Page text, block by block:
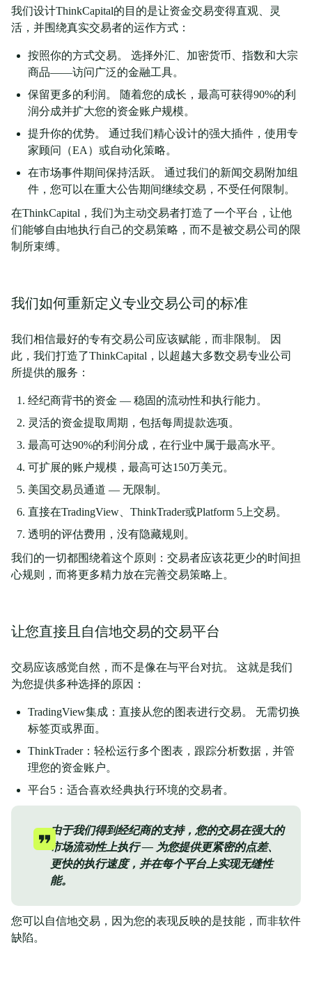
我们设计ThinkCapital的目的是让资金交易变得直观、灵
活，并围绕真实交易者的运作方式：
按照你的方式交易。 选择外汇、加密货币、指数和大宗
商品——访问广泛的金融工具。
保留更多的利润。 随着您的成长，最高可获得90%的利
润分成并扩大您的资金账户规模。
提升你的优势。 通过我们精心设计的强大插件，使用专
家顾问（EA）或自动化策略。
在市场事件期间保持活跃。 通过我们的新闻交易附加组
件，您可以在重大公告期间继续交易，不受任何限制。
在ThinkCapital，我们为主动交易者打造了一个平台，让他
们能够自由地执行自己的交易策略，而不是被交易公司的限
制所束缚。
我们如何重新定义专业交易公司的标准
我们相信最好的专有交易公司应该赋能，而非限制。 因
此，我们打造了ThinkCapital，以超越大多数交易专业公司
所提供的服务：
经纪商背书的资金 — 稳固的流动性和执行能力。
灵活的资金提取周期，包括每周提款选项。
最高可达90%的利润分成，在行业中属于最高水平。
可扩展的账户规模，最高可达150万美元。
美国交易员通道 — 无限制。
直接在TradingView、ThinkTrader或Platform 5上交易。
透明的评估费用，没有隐藏规则。
我们的一切都围绕着这个原则：交易者应该花更少的时间担
心规则，而将更多精力放在完善交易策略上。
让您直接且自信地交易的交易平台
交易应该感觉自然，而不是像在与平台对抗。 这就是我们
为您提供多种选择的原因：
TradingView集成：直接从您的图表进行交易。 无需切换
标签页或界面。
ThinkTrader：轻松运行多个图表，跟踪分析数据，并管
理您的资金账户。
平台5：适合喜欢经典执行环境的交易者。
由于我们得到经纪商的支持，您的交易在强大的
市场流动性上执行 — 为您提供更紧密的点差、
更快的执行速度，并在每个平台上实现无缝性
能。
您可以自信地交易，因为您的表现反映的是技能，而非软件
缺陷。